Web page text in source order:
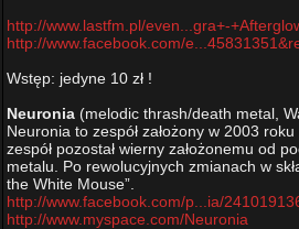
http://www.lastfm.pl/even...gra+-
http://www.facebook.com/
Wstęp: jedyne 10 zł !
Neuronia (melodic thrash/death metal,
Neuronia to zespół założony w 2003
zespół pozostał wierny założonemu od
metalu. Po rewolucyjnych zmianach w
the White Mouse”.
http://www.facebook.com/p...ia/
http://www.myspace.com/Neuronia